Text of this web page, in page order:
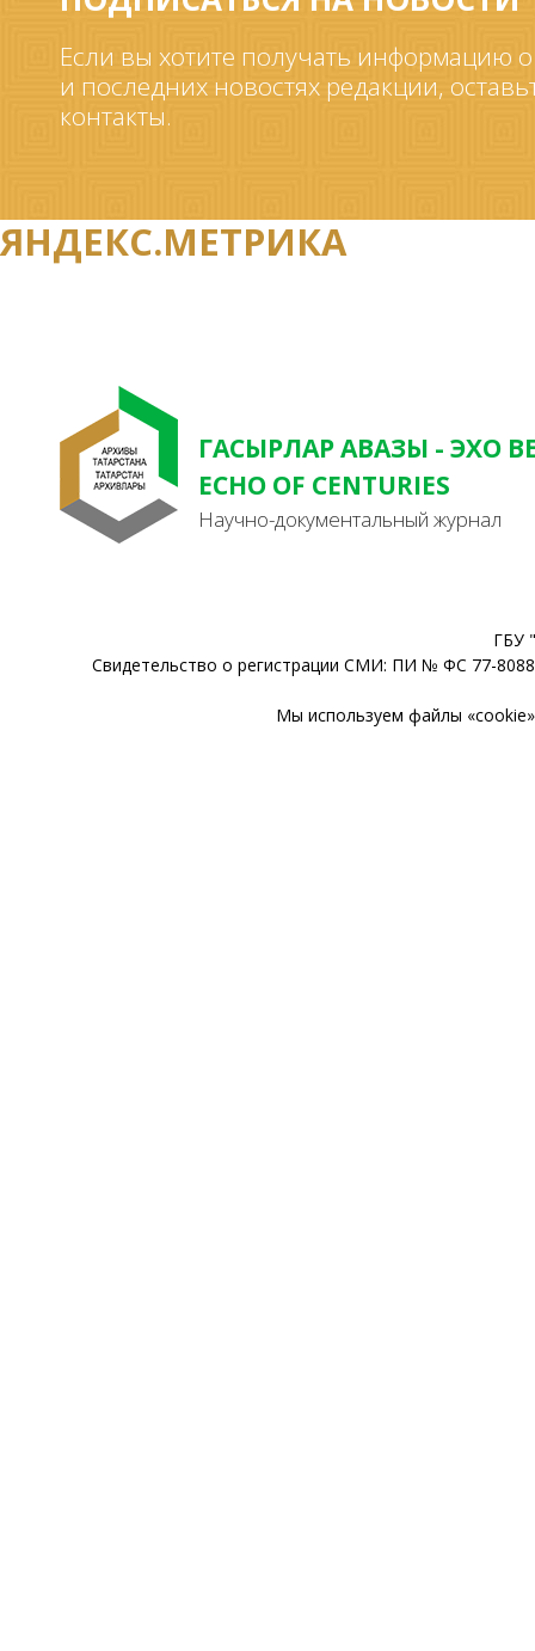
Если вы хотите получать информацию
и последних новостях редакции,
контакты.
ЯНДЕКС.МЕТРИКА
ГАСЫРЛАР АВАЗЫ - ЭХО
ECHO OF CENTURIES
Научно-документальный журнал
ГБУ
Свидетельство о регистрации СМИ: ПИ № ФС 77-
Мы используем файлы «cookie»